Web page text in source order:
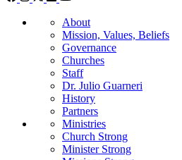
About
Mission, Values, Beliefs
Governance
Churches
Staff
Dr. Julio Guarneri
History
Partners
Ministries
Church Strong
Minister Strong